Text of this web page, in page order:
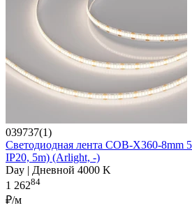
039737(1)
Светодиодная лента COB-X360-8mm
IP20, 5m) (Arlight, -)
Day | Дневной 4000 K
1 26284
₽/м